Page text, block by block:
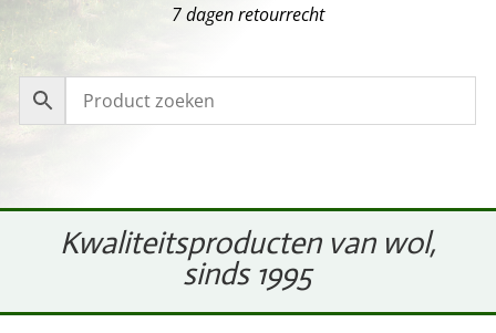
7 dagen retourrecht
Kwaliteitsproducten van wol,
sinds 1995